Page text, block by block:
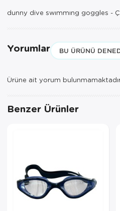
dunny dive swımmıng goggles -
Yorumlar BU ÜRÜNÜ
Ürüne ait yorum
Benzer Ürünler